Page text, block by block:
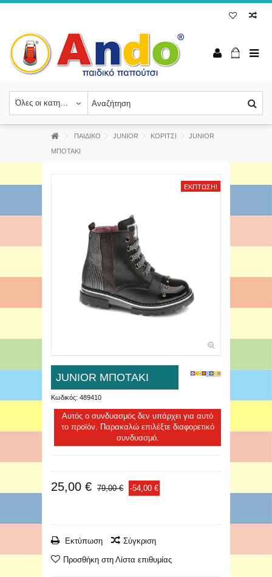
Όλες οι κατηγορίες
ΠΑΙΔΙΚΟ JUNIOR ΚΟΡΙΤΣΙ JUNIOR
ΜΠΟΤΑΚΙ
ΈΚΠΤΩΣΗ!
JUNIOR ΜΠΟΤΑΚΙ
Κωδικός: 489410
Αυτός ο συνδυασμός δεν υπάρχει για αυτό
το προϊόν. Παρακαλώ επιλέξτε διαφορετικό
συνδυασμό.
25,00 € 79,00 € -54,00 €
Εκτύπωση Σύγκριση
Προσθήκη στη Λίστα επιθυμίας